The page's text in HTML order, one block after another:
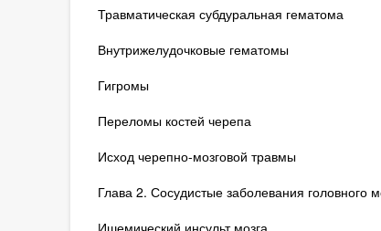
Травматическая субдуральная гематома
Внутрижелудочковые гематомы
Гигромы
Переломы костей черепа
Исход черепно-мозговой травмы
Глава 2. Сосудистые заболевания головного
Ишемический инсульт мозга